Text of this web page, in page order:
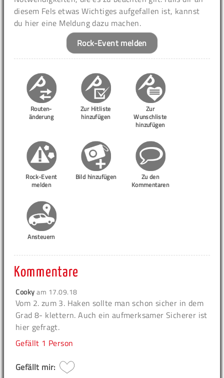
diesem Fels etwas Wichtiges aufgefallen ist, kannst
du hier eine Meldung dazu machen.
Rock-Event melden
Routen-
änderung
Zur Hitliste
hinzufügen
Zur
Wunschliste
hinzufügen
Rock-Event
melden
Bild hinzufügen
Zu den
Kommentaren
Ansteuern
Kommentare
Cookyam 17.09.18
Vom 2. zum 3. Haken sollte man schon sicher in dem
Grad 8- klettern. Auch ein aufmerksamer Sicherer ist
hier gefragt.
Gefällt 1 Person
Gefällt mir: